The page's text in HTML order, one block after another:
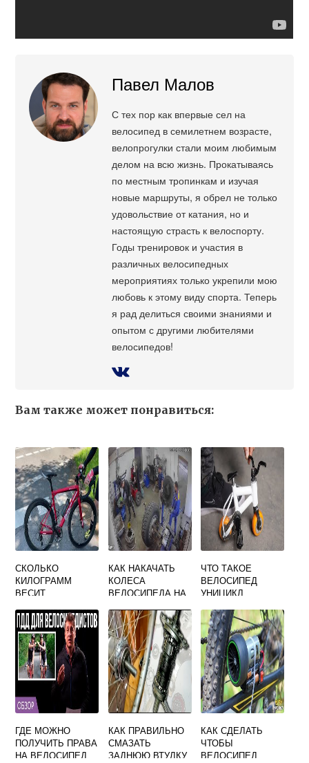
Павел Малов
С тех пор как впервые сел на
велосипед в семилетнем возрасте,
велопрогулки стали моим любимым
делом на всю жизнь. Прокатываясь
по местным тропинкам и изучая
новые маршруты, я обрел не только
удовольствие от катания, но и
настоящую страсть к велоспорту.
Годы тренировок и участия в
различных велосипедных
мероприятиях только укрепили мою
любовь к этому виду спорта. Теперь
я рад делиться своими знаниями и
опытом с другими любителями
велосипедов!
Вам также может понравиться:
СКОЛЬКО
КИЛОГРАММ
ВЕСИТ
ДРУЖОК
КАК НАКАЧАТЬ
КОЛЕСА
ВЕЛОСИПЕДА НА
ЧТО ТАКОЕ
ВЕЛОСИПЕД
УНИЦИКЛ
ГДЕ МОЖНО
ПОЛУЧИТЬ ПРАВА
НА ВЕЛОСИПЕД
КАК ПРАВИЛЬНО
СМАЗАТЬ
ЗАДНЮЮ ВТУЛКУ
КАК СДЕЛАТЬ
ЧТОБЫ
ВЕЛОСИПЕД